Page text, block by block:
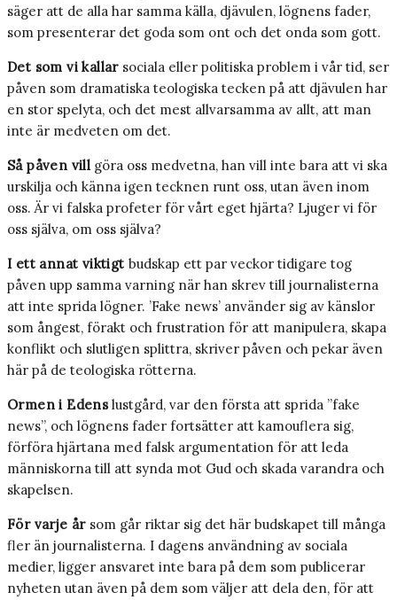
säger att de alla har samma källa, djävulen, lögnens fader,
som presenterar det goda som ont och det onda som gott.
Det som vi kallarsociala eller politiska problem i vår tid, ser
påven som dramatiska teologiska tecken på att djävulen har
en stor spelyta, och det mest allvarsamma av allt, att man
inte är medveten om det.
Så påven vill göra oss medvetna, han vill inte bara att vi ska
urskilja och känna igen tecknen runt oss, utan även inom
oss. Är vi falska profeter för vårt eget hjärta? Ljuger vi för
oss själva, om oss själva?
I ett annat viktigt budskap ett par veckor tidigare tog
påven upp samma varning när han skrev till journalisterna
att inte sprida lögner. ’Fake news’ använder sig av känslor
som ångest, förakt och frustration för att manipulera, skapa
konflikt och slutligen splittra, skriver påven och pekar även
här på de teologiska rötterna.
Ormen i Edenslustgård, var den första att sprida ”fake
news”, och lögnens fader fortsätter att kamouflera sig,
förföra hjärtana med falsk argumentation för att leda
människorna till att synda mot Gud och skada varandra och
skapelsen.
För varje år som går riktar sig det här budskapet till många
fler än journalisterna. I dagens användning av sociala
medier, ligger ansvaret inte bara på dem som publicerar
nyheten utan även på dem som väljer att dela den, för att